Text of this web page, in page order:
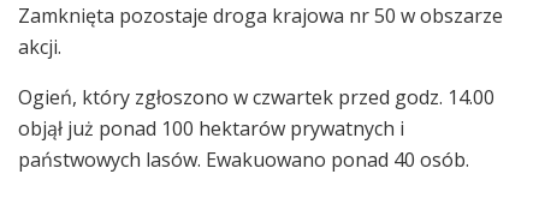
Zamknięta pozostaje droga krajowa nr 50 w obszarze
akcji.
Ogień, który zgłoszono w czwartek przed godz. 14.00
objął już ponad 100 hektarów prywatnych i
państwowych lasów. Ewakuowano ponad 40 osób.